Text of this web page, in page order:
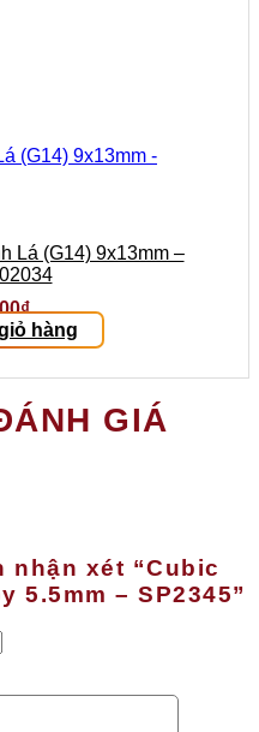
Lá (G14) 9x13mm –
₫
hàng
GIÁ
nhận xét “Cubic
5.5mm – SP2345”